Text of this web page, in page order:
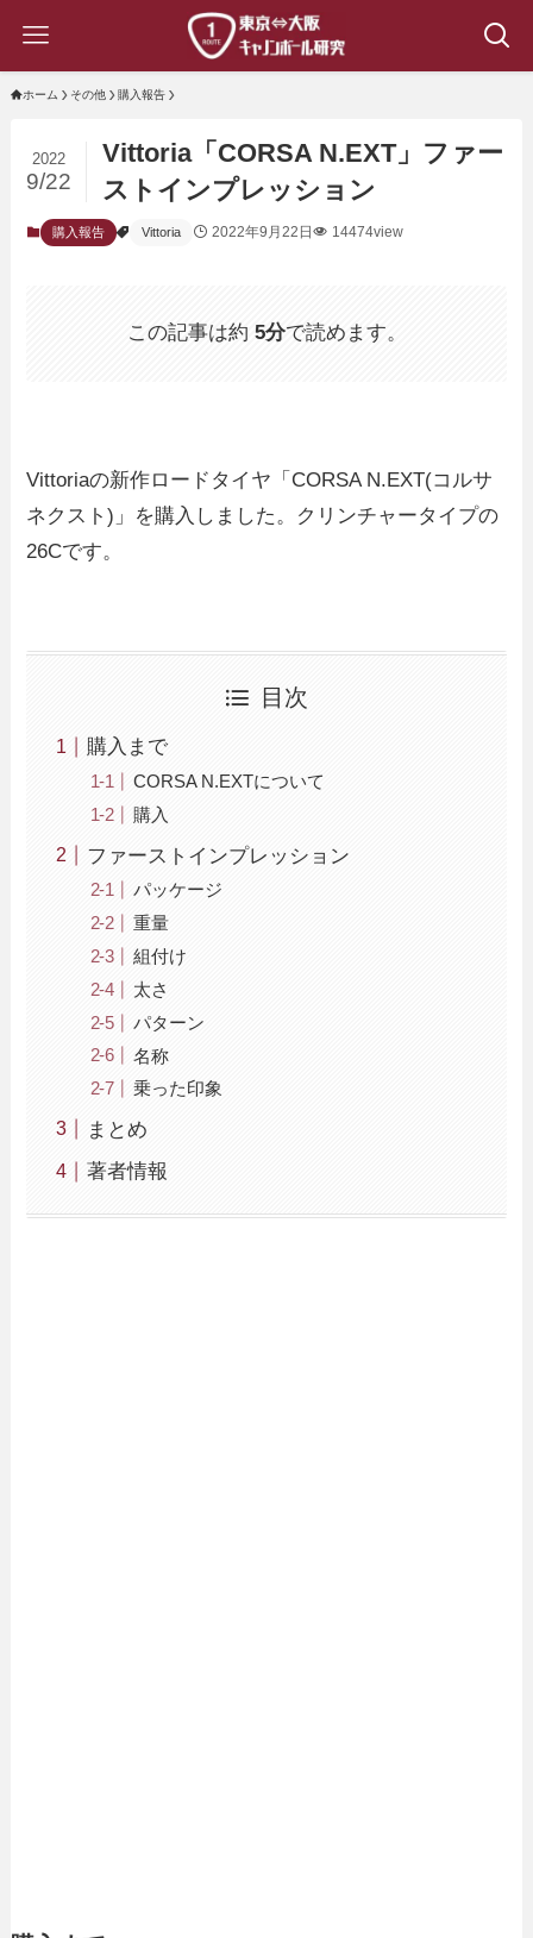
ホーム その他 購入報告
Vittoria「CORSA N.EXT」ファー
ストインプレッション
2022
9/22
購入報告 Vittoria 2022年9月22日 14474view
この記事は約 5分で読めます。
Vittoriaの新作ロードタイヤ「CORSA N.EXT(コルサ
ネクスト)」を購入しました。クリンチャータイプの
26Cです。
目次
購入まで
CORSA N.EXTについて
購入
ファーストインプレッション
パッケージ
重量
組付け
太さ
パターン
名称
乗った印象
まとめ
著者情報